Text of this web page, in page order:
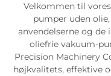
Velkommen til
pumper uden
anvendelserne og de
oliefrie vakuum-
Precision Machinery
højkvalitets, effektive